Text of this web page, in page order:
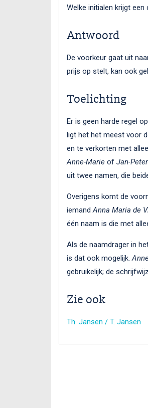
Welke initialen krijgt
Antwoord
De voorkeur gaat uit
prijs op stelt, kan ook
Toelichting
Er is geen harde regel
ligt het het meest voor
en te verkorten met
Anne-Marie of Jan-Peter
uit twee namen, die
Overigens komt de
iemandAnna Maria de
één naam is die met
Als de naamdrager in
is dat ook mogelijk.
gebruikelijk; de
Zie ook
Th. Jansen / T. Jansen